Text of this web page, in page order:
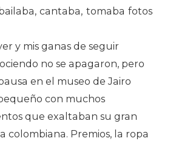
cantaba, tomaba fotos
y mis ganas de seguir
no se apagaron, pero
en el museo de Jairo
con muchos
que exaltaban su gran
colombiana. Premios, la ropa